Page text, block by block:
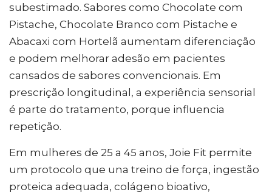
subestimado. Sabores como Chocolate com
Pistache, Chocolate Branco com Pistache e
Abacaxi com Hortelã aumentam diferenciação
e podem melhorar adesão em pacientes
cansados de sabores convencionais. Em
prescrição longitudinal, a experiência sensorial
é parte do tratamento, porque influencia
repetição.
Em mulheres de 25 a 45 anos, Joie Fit permite
um protocolo que una treino de força, ingestão
proteica adequada, colágeno bioativo,